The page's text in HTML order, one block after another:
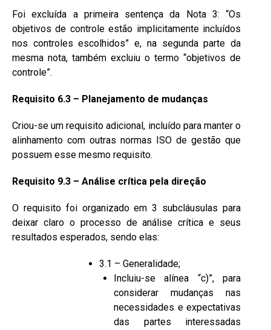
Foi excluída a primeira sentença da Nota 3: “Os
objetivos de controle estão implicitamente incluídos
nos controles escolhidos” e, na segunda parte da
mesma nota, também excluiu o termo “objetivos de
controle”.
Requisito 6.3 – Planejamento de mudanças
Criou-se um requisito adicional, incluído para manter o
alinhamento com outras normas ISO de gestão que
possuem esse mesmo requisito.
Requisito 9.3 – Análise crítica pela direção
O requisito foi organizado em 3 subcláusulas para
deixar claro o processo de análise crítica e seus
resultados esperados, sendo elas:
3.1 – Generalidade;
Incluiu-se alínea “c)”, para
considerar mudanças nas
necessidades e expectativas
das partes interessadas